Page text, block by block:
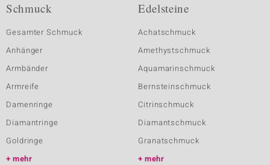
Schmuck
Gesamter Schmuck
Anhänger
Armbänder
Armreife
Damenringe
Diamantringe
Goldringe
mehr
Edelsteine
Achatschmuck
Amethystschmuck
Aquamarinschmuck
Bernsteinschmuck
Citrinschmuck
Diamantschmuck
Granatschmuck
mehr